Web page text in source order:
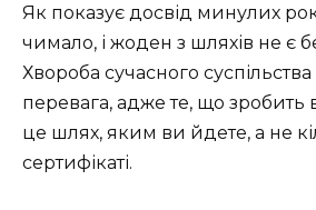
Як показує досвід минулих
чимало, і жоден з шляхів не є
Хвороба сучасного
перевага, адже те, що зробить
це шлях, яким ви йдете, а не
сертифікаті.